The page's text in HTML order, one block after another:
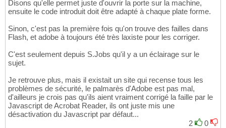
Disons qu'elle permet juste d'ouvrir la porte sur la machine,
ensuite le code introduit doit être adapté à chaque plate forme.
Sinon, c'est pas la première fois qu'on trouve des failles dans
Flash, et adobe à toujours été très laxiste pour les corriger.
C'est seulement depuis S.Jobs qu'il y a un éclairage sur le
sujet.
Je retrouve plus, mais il existait un site qui recense tous les
problèmes de sécurité, le palmarès d'Adobe est pas mal,
d'ailleurs je crois pas qu'ils aient vraiment corrigé la faille par le
Javascript de Acrobat Reader, ils ont juste mis une
désactivation du Javascript par défaut...
2
0